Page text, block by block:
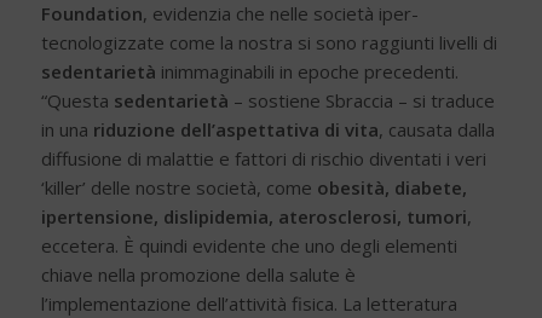
Foundation, evidenzia che nelle società iper-
tecnologizzate come la nostra si sono raggiunti livelli di
sedentarietà inimmaginabili in epoche precedenti.
“Questa sedentarietà – sostiene Sbraccia – si traduce
in una riduzione dell’aspettativa di vita, causata dalla
diffusione di malattie e fattori di rischio diventati i veri
‘killer’ delle nostre società, come obesità, diabete,
ipertensione, dislipidemia, aterosclerosi, tumori,
eccetera. È quindi evidente che uno degli elementi
chiave nella promozione della salute è
l’implementazione dell’attività fisica. La letteratura